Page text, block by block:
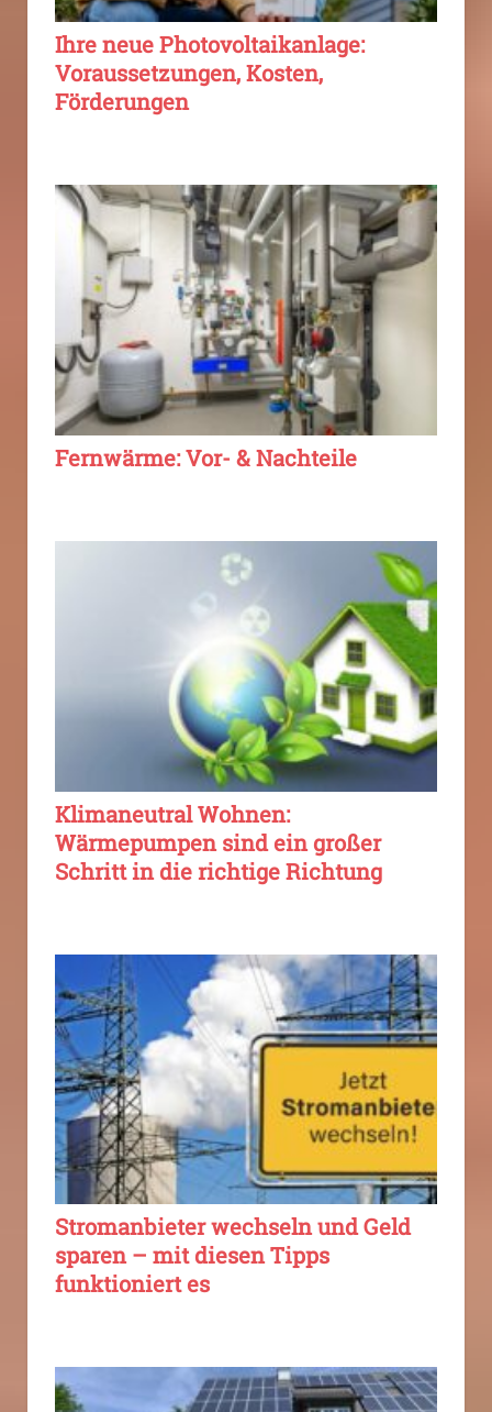
Ihre neue Photovoltaikanlage:
Voraussetzungen, Kosten,
Förderungen
Fernwärme: Vor- & Nachteile
Klimaneutral Wohnen:
Wärmepumpen sind ein großer
Schritt in die richtige Richtung
Stromanbieter wechseln und Geld
sparen – mit diesen Tipps
funktioniert es